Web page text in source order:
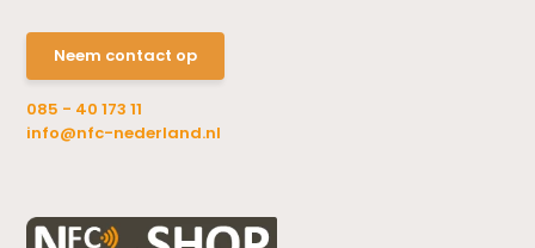
Neem contact op
085 - 40 173 11
info@nfc-nederland.nl